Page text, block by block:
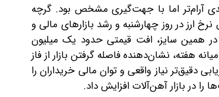
تیرآهن شاهد روندی آرام‌تر اما با جهت‌گیری مشخص بود. گرچه
نرخ ارز در روز چهارشنبه و رشد بازارهای مالی و
همین سایز، افت قیمتی حدود یک میلیون
هفته، نشان‌دهنده فاصله گرفتن بازار از فاز
دقیق‌تر نیاز واقعی و توان مالی خریداران را
در بازار آهن‌آلات افزایش داد.